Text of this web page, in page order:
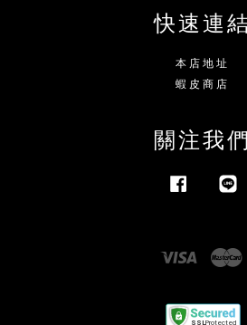
快速連結
本店地址
蝦皮商店
關注我們
Visa